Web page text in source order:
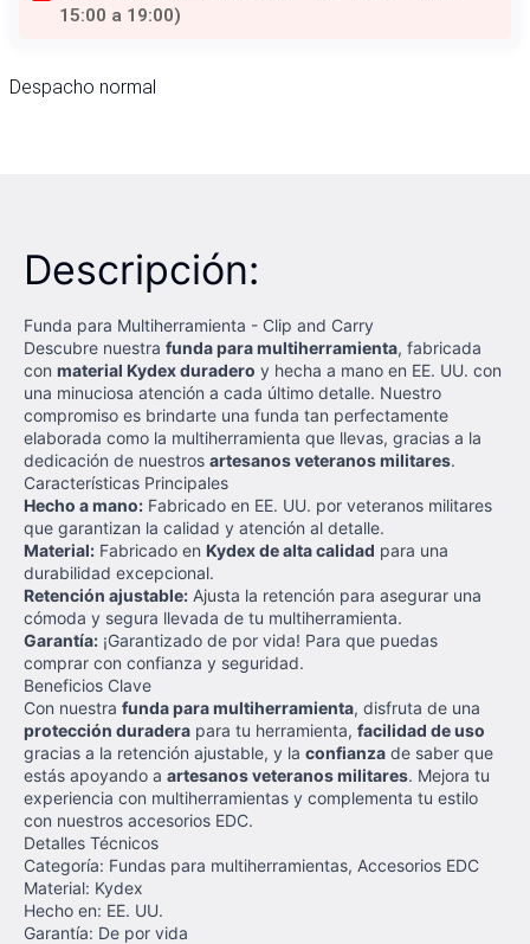
15:00 a 19:00)
Despacho normal
Descripción:
Funda para Multiherramienta - Clip and Carry
Descubre nuestra funda para multiherramienta, fabricada
con material Kydex duradero y hecha a mano en EE. UU. con
una minuciosa atención a cada último detalle. Nuestro
compromiso es brindarte una funda tan perfectamente
elaborada como la multiherramienta que llevas, gracias a la
dedicación de nuestros artesanos veteranos militares.
Características Principales
Hecho a mano: Fabricado en EE. UU. por veteranos militares
que garantizan la calidad y atención al detalle.
Material: Fabricado en Kydex de alta calidad para una
durabilidad excepcional.
Retención ajustable: Ajusta la retención para asegurar una
cómoda y segura llevada de tu multiherramienta.
Garantía: ¡Garantizado de por vida! Para que puedas
comprar con confianza y seguridad.
Beneficios Clave
Con nuestra funda para multiherramienta, disfruta de una
protección duradera para tu herramienta, facilidad de uso
gracias a la retención ajustable, y la confianza de saber que
estás apoyando a artesanos veteranos militares. Mejora tu
experiencia con multiherramientas y complementa tu estilo
con nuestros accesorios EDC.
Detalles Técnicos
Categoría: Fundas para multiherramientas, Accesorios EDC
Material: Kydex
Hecho en: EE. UU.
Garantía: De por vida